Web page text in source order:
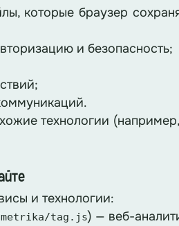
которые браузер
и безопасность;
технологии
и технологии:
metrika/tag.js) — веб-